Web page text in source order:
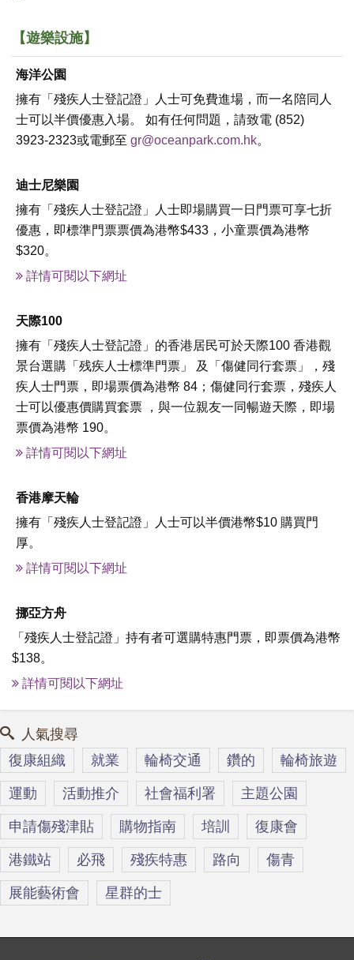
【遊樂設施】
海洋公園
擁有「殘疾人士登記證」人士可免費進場，而一名陪同人
士可以半價優惠入場。 如有任何問題，請致電 (852)
3923-2323或電郵至 gr@oceanpark.com.hk。
迪士尼樂園
擁有「殘疾人士登記證」人士即場購買一日門票可享七折
優惠，即標準門票票價為港幣$433，小童票價為港幣
$320。
詳情可閱以下網址
天際100
擁有「殘疾人士登記證」的香港居民可於天際100 香港觀
景台選購「残疾人士標準門票」 及「傷健同行套票」，殘
疾人士門票，即場票價為港幣 84；傷健同行套票，殘疾人
士可以優惠價購買套票 ，與一位親友一同暢遊天際，即場
票價為港幣 190。
詳情可閱以下網址
香港摩天輪
擁有「殘疾人士登記證」人士可以半價港幣$10 購買門
厚。
詳情可閱以下網址
挪亞方舟
「殘疾人士登記證」持有者可選購特惠門票，即票價為港幣
$138。
詳情可閱以下網址
人氣搜尋
復康組織 就業 輪椅交通 鑽的 輪椅旅遊
運動 活動推介 社會福利署 主題公園
申請傷殘津貼 購物指南 培訓 復康會
港鐵站 必飛 殘疾特惠 路向 傷青
展能藝術會 星群的士